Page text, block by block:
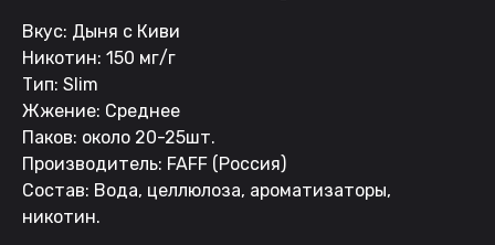
Вкус: Дыня с Киви
Никотин: 150 мг/г
Тип: Slim
Жжение: Среднее
Паков: около 20-25шт.
Производитель: FAFF (Россия)
Состав: Вода, целлюлоза, ароматизаторы,
никотин.